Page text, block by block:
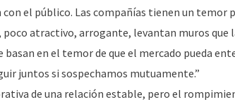
el público. Las compañías tienen un temor
atractivo, arrogante, levantan muros que
basan en el temor de que el mercado pueda
juntos si sospechamos mutuamente.”
de una relación estable, pero el